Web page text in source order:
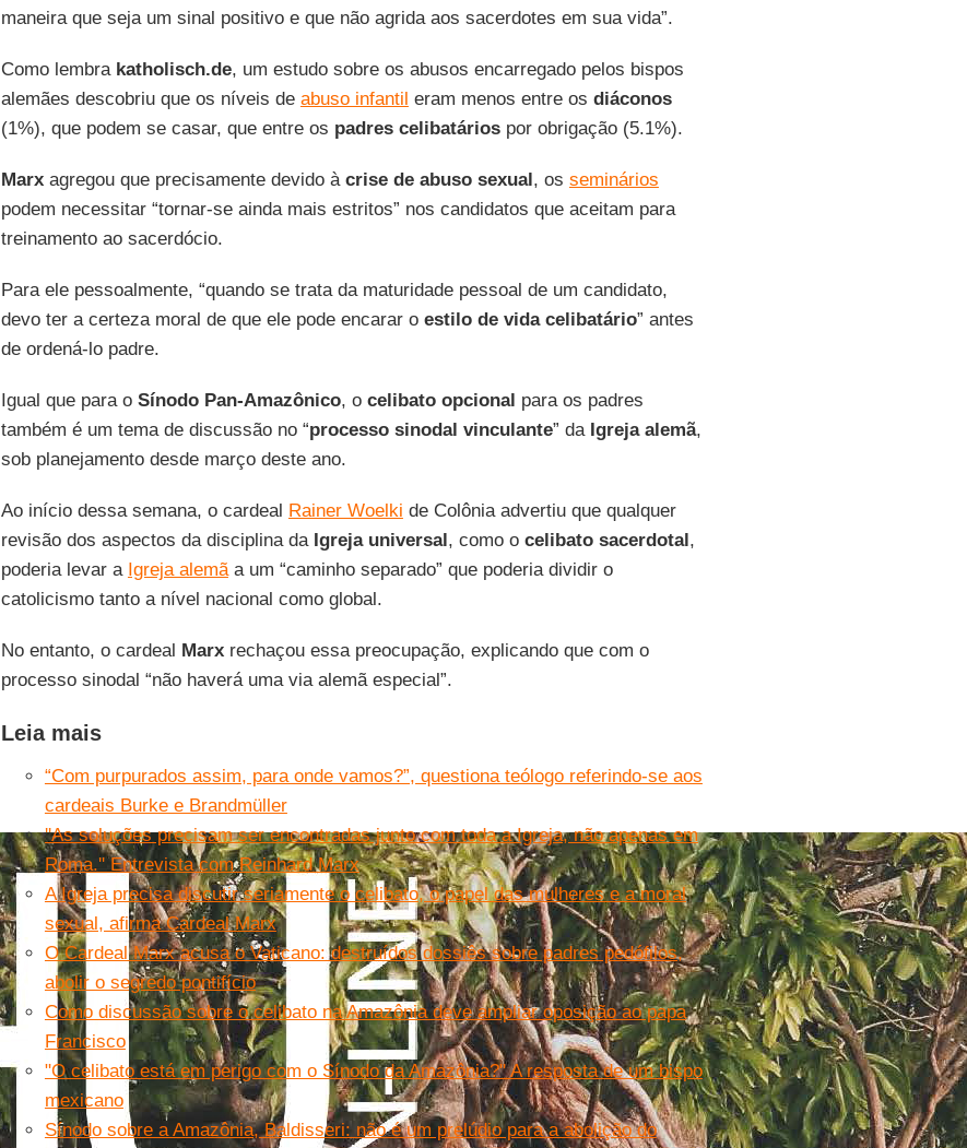
maneira que seja um sinal positivo e que não agrida aos sacerdotes em sua vida”.
Como lembra katholisch.de, um estudo sobre os abusos encarregado pelos bispos
alemães descobriu que os níveis de abuso infantil eram menos entre os diáconos
(1%), que podem se casar, que entre os padres celibatáriospor obrigação (5.1%).
Marxagregou que precisamente devido à crise de abuso sexual, os seminários
podem necessitar “tornar-se ainda mais estritos” nos candidatos que aceitam para
treinamento ao sacerdócio.
Para ele pessoalmente, “quando se trata da maturidade pessoal de um candidato,
devo ter a certeza moral de que ele pode encarar o estilo de vida celibatário” antes
de ordená-lo padre.
Igual que para o Sínodo Pan-Amazônico, o celibato opcional para os padres
também é um tema de discussão no “processo sinodal vinculante” da Igreja alemã,
sob planejamento desde março deste ano.
Ao início dessa semana, o cardeal Rainer Woelki de Colônia advertiu que qualquer
revisão dos aspectos da disciplina da Igreja universal, como o celibato sacerdotal,
poderia levar a Igreja alemãa um “caminho separado” que poderia dividir o
catolicismo tanto a nível nacional como global.
No entanto, o cardeal Marxrechaçou essa preocupação, explicando que com o
processo sinodal “não haverá uma via alemã especial”.
Leia mais
“Com purpurados assim, para onde vamos?”, questiona teólogo referindo-se aos
cardeais Burke e Brandmüller
''As soluções precisam ser encontradas junto com toda a Igreja, não apenas em
Roma.'' Entrevista com Reinhard Marx
A Igreja precisa discutir seriamente o celibato, o papel das mulheres e a moral
sexual, afirma Cardeal Marx
O Cardeal Marx acusa o Vaticano: destruídos dossiês sobre padres pedófilos,
abolir o segredo pontifício
Como discussão sobre o celibato na Amazônia deve ampliar oposição ao papa
Francisco
"O celibato está em perigo com o Sínodo da Amazônia?" A resposta de um bispo
mexicano
Sínodo sobre a Amazônia, Baldisseri: não é um prelúdio para a abolição do